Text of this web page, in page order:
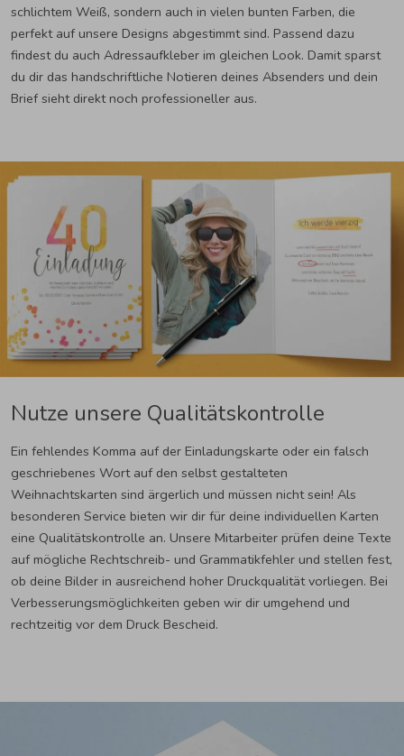
schlichtem Weiß, sondern auch in vielen bunten Farben, die
perfekt auf unsere Designs abgestimmt sind. Passend dazu
findest du auch Adressaufkleber im gleichen Look. Damit sparst
du dir das handschriftliche Notieren deines Absenders und dein
Brief sieht direkt noch professioneller aus.
Nutze unsere Qualitätskontrolle
Ein fehlendes Komma auf der Einladungskarte oder ein falsch
geschriebenes Wort auf den selbst gestalteten
Weihnachtskarten sind ärgerlich und müssen nicht sein! Als
besonderen Service bieten wir dir für deine individuellen Karten
eine Qualitätskontrolle an. Unsere Mitarbeiter prüfen deine Texte
auf mögliche Rechtschreib- und Grammatikfehler und stellen fest,
ob deine Bilder in ausreichend hoher Druckqualität vorliegen. Bei
Verbesserungsmöglichkeiten geben wir dir umgehend und
rechtzeitig vor dem Druck Bescheid.